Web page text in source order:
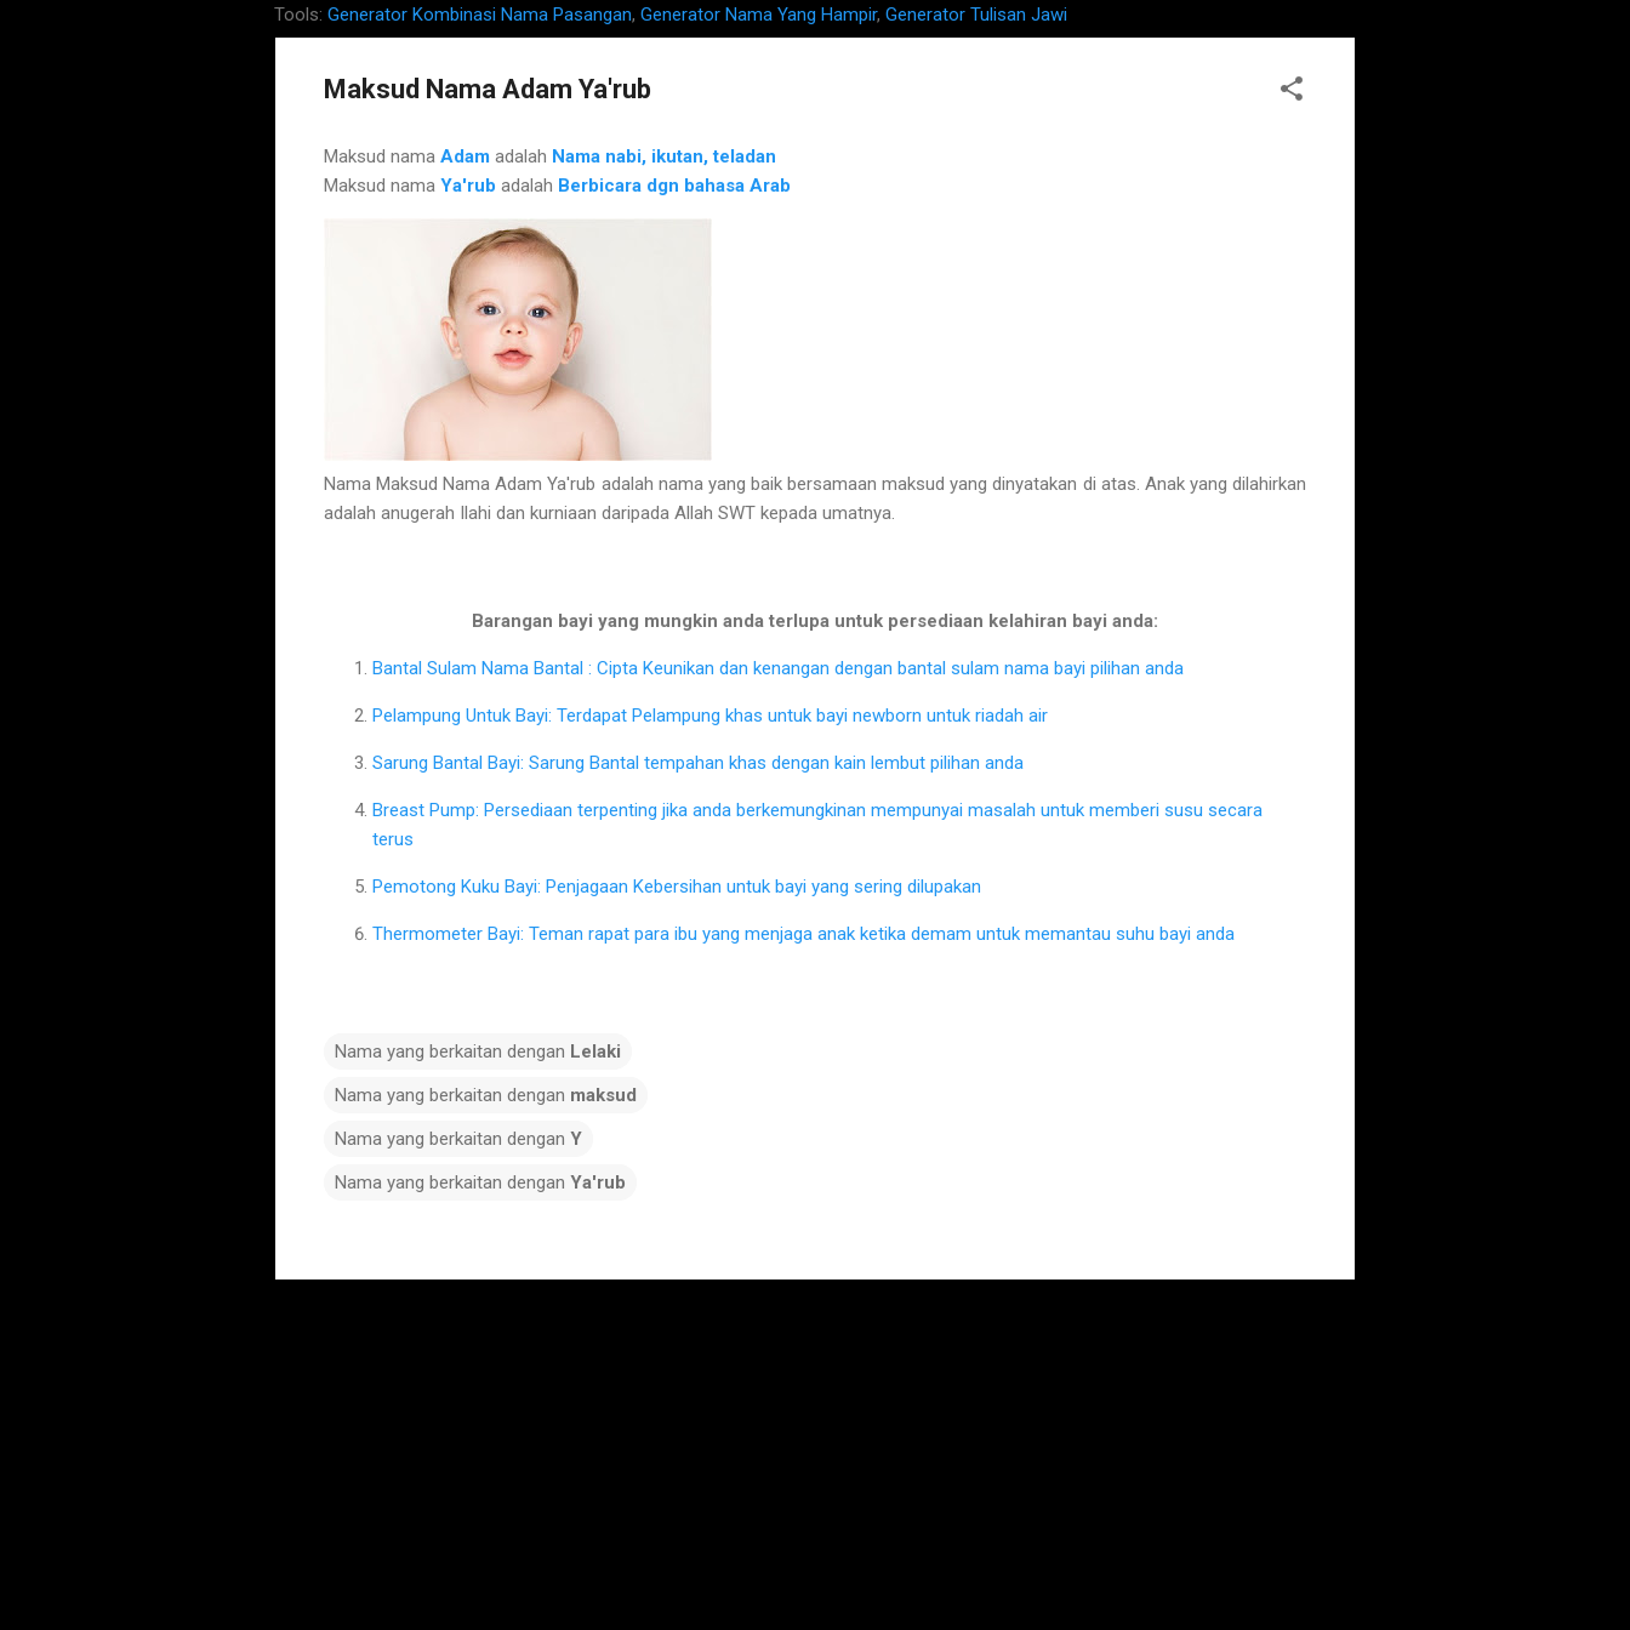
Tools: Generator Kombinasi Nama Pasangan, Generator Nama Yang Hampir, Generator Tulisan Jawi
Maksud Nama Adam Ya'rub
Maksud nama Adam adalah Nama nabi, ikutan, teladan
Maksud nama Ya'rub adalah Berbicara dgn bahasa Arab
Nama Maksud Nama Adam Ya'rub adalah nama yang baik bersamaan maksud yang dinyatakan di atas. Anak yang dilahirkan
adalah anugerah Ilahi dan kurniaan daripada Allah SWT kepada umatnya.
Barangan bayi yang mungkin anda terlupa untuk persediaan kelahiran bayi anda:
Bantal Sulam Nama Bantal : Cipta Keunikan dan kenangan dengan bantal sulam nama bayi pilihan anda
Pelampung Untuk Bayi: Terdapat Pelampung khas untuk bayi newborn untuk riadah air
Sarung Bantal Bayi: Sarung Bantal tempahan khas dengan kain lembut pilihan anda
Breast Pump: Persediaan terpenting jika anda berkemungkinan mempunyai masalah untuk memberi susu secara
terus
Pemotong Kuku Bayi: Penjagaan Kebersihan untuk bayi yang sering dilupakan
Thermometer Bayi: Teman rapat para ibu yang menjaga anak ketika demam untuk memantau suhu bayi anda
Nama yang berkaitan dengan Lelaki
Nama yang berkaitan dengan maksud
Nama yang berkaitan dengan Y
Nama yang berkaitan dengan Ya'rub